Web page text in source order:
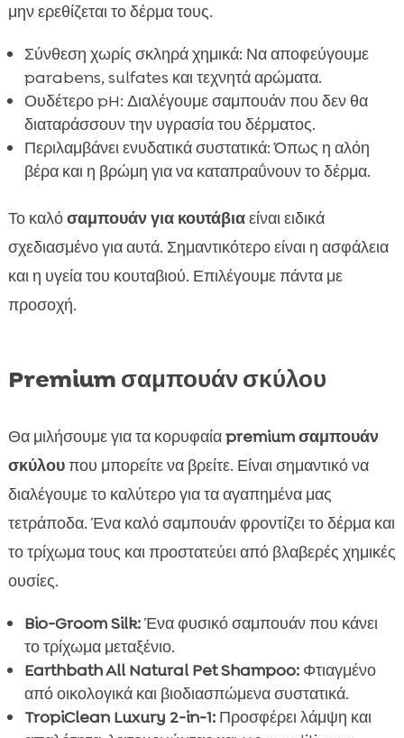
μην ερεθίζεται το δέρμα τους.
Σύνθεση χωρίς σκληρά χημικά: Να αποφεύγουμε
parabens, sulfates και τεχνητά αρώματα.
Ουδέτερο pH: Διαλέγουμε σαμπουάν που δεν θα
διαταράσσουν την υγρασία του δέρματος.
Περιλαμβάνει ενυδατικά συστατικά: Όπως η αλόη
βέρα και η βρώμη για να καταπραΰνουν το δέρμα.
Το καλόσαμπουάν για κουτάβιαείναι ειδικά
σχεδιασμένο για αυτά. Σημαντικότερο είναι η ασφάλεια
και η υγεία του κουταβιού. Επιλέγουμε πάντα με
προσοχή.
Premium σαμπουάν σκύλου
Θα μιλήσουμε για τα κορυφαίαpremium σαμπουάν
σκύλουπου μπορείτε να βρείτε. Είναι σημαντικό να
διαλέγουμε το καλύτερο για τα αγαπημένα μας
τετράποδα. Ένα καλό σαμπουάν φροντίζει το δέρμα και
το τρίχωμα τους και προστατεύει από βλαβερές χημικές
ουσίες.
Bio-Groom Silk:Ένα φυσικό σαμπουάν που κάνει
το τρίχωμα μεταξένιο.
Earthbath All Natural Pet Shampoo:Φτιαγμένο
από οικολογικά και βιοδιασπώμενα συστατικά.
TropiClean Luxury 2-in-1:Προσφέρει λάμψη και